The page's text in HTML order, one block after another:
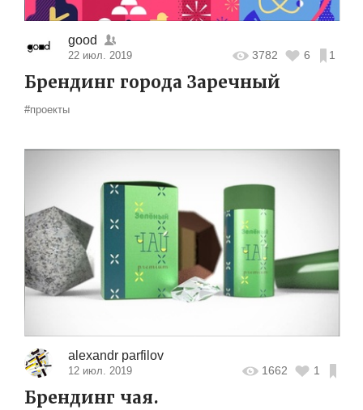
good
22 июл. 2019 3782 6 1
Брендинг города Заречный
#проекты
alexandr parfilov
12 июл. 2019 1662 1
Брендинг чая.